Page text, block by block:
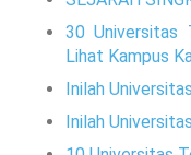
30 Universitas
Lihat Kampus
Inilah
Inilah